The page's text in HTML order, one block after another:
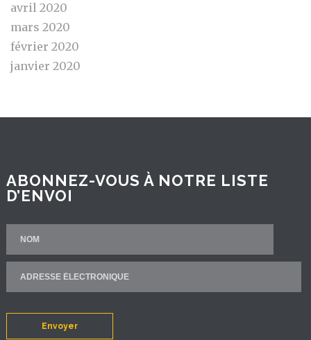
avril 2020
mars 2020
février 2020
janvier 2020
ABONNEZ-VOUS À NOTRE LISTE
D’ENVOI
Envoyer